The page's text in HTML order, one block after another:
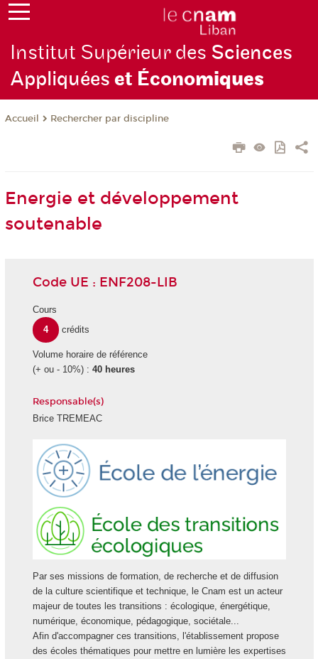
Institut Supérieur des Sciences
Appliquéeset Économiques
Accueil Rechercher par discipline
Energie et développement
soutenable
Code UE : ENF208-LIB
Cours
4
crédits
Volume horaire de référence
(+ ou - 10%) : 40 heures
Responsable(s)
Brice TREMEAC
Ecole
Energie
Par ses missions de formation, de recherche et de diffusion
de la culture scientifique et technique, le Cnam est un acteur
majeur de toutes les transitions : écologique, énergétique,
numérique, économique, pédagogique, sociétale...
Afin d'accompagner ces transitions, l'établissement propose
des écoles thématiques pour mettre en lumière les expertises